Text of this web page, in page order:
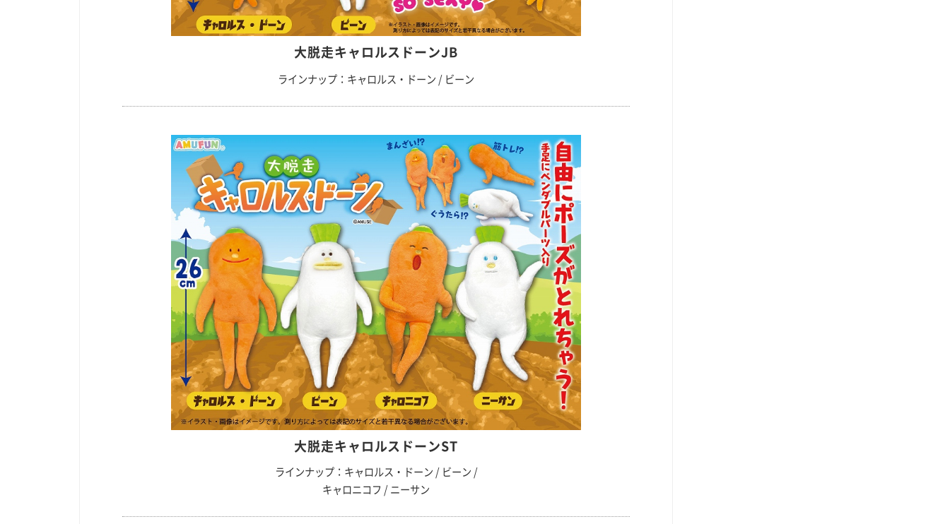
大脱走キャロルスドーンJB
ラインナップ：キャロルス・ドーン / ビーン
大脱走キャロルスドーンST
ラインナップ：キャロルス・ドーン / ビーン /
キャロニコフ / ニーサン